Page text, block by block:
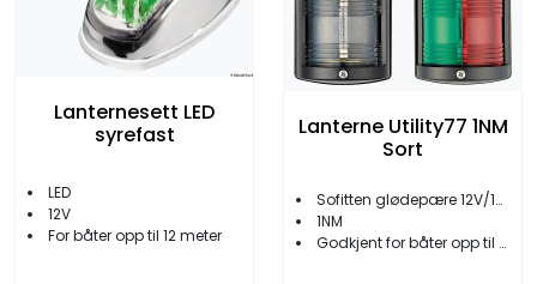
Lanternesett LED
syrefast
LED
12V
For båter opp til 12 meter
Lanterne Utility77 1NM
Sort
Sofitten glødepære 12V/10W
1NM
Godkjent for båter opp til 12 meter